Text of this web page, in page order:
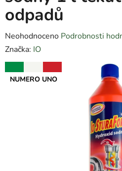
odpadů
Průměrné
hodnocení
produktu
je
Neohodnoceno Podrobnosti
Značka: IO
NUMERO UNO